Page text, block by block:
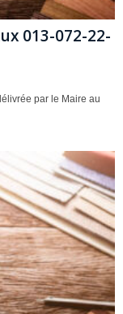
013-072-22-
par le Maire au